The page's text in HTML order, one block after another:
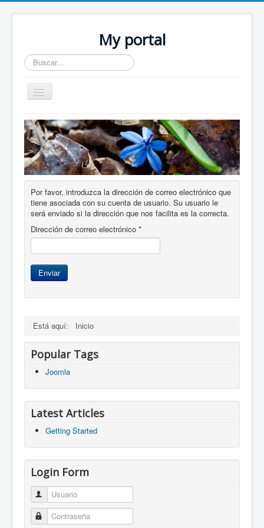
My portal
Buscar...
Toggle
Navigation
Home
Por favor, introduzca la dirección de correo electrónico que
tiene asociada con su cuenta de usuario. Su usuario le
será enviado si la dirección que nos facilita es la correcta.
Dirección de correo electrónico *
Enviar
Está aquí: Inicio
Popular Tags
Joomla
Latest Articles
Getting Started
Login Form
Usuario
Contraseña